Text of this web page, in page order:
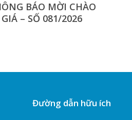
BÁO MỜI CHÀO
GIÁ – SỐ 081/2026
Đường dẫn hữu ích